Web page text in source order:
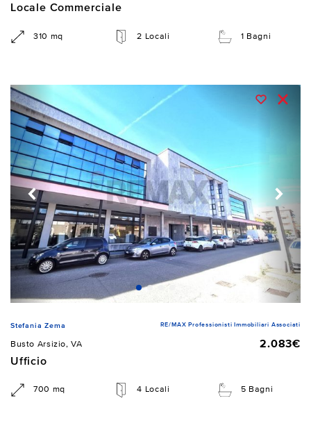
Locale Commerciale
310 mq 2 Locali 1 Bagni
Stefania Zema RE/MAX Professionisti Immobiliari Associati
Busto Arsizio, VA
2.083€
Ufficio
700 mq 4 Locali 5 Bagni